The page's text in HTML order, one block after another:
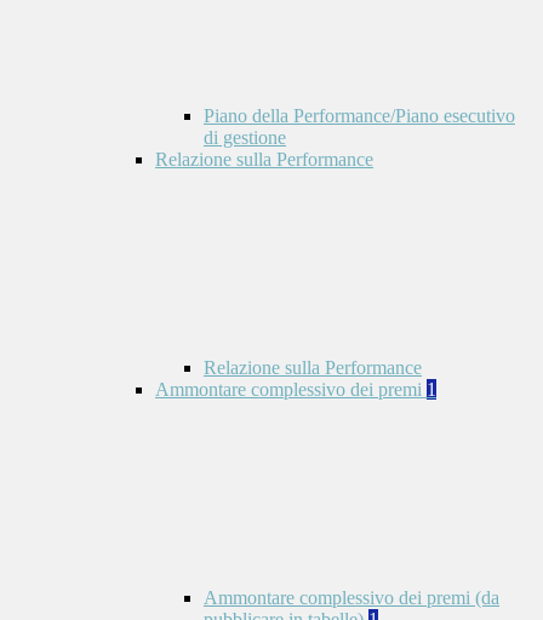
Piano della Performance/Piano esecutivo
di gestione
Relazione sulla Performance
Relazione sulla Performance
Ammontare complessivo dei premi 1
Ammontare complessivo dei premi (da